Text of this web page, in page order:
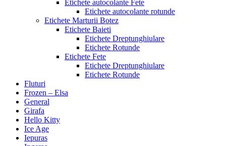
Etichete autocolante Fete
Etichete autocolante rotunde
Etichete Marturii Botez
Etichete Baieti
Etichete Dreptunghiulare
Etichete Rotunde
Etichete Fete
Etichete Dreptunghiulare
Etichete Rotunde
Fluturi
Frozen – Elsa
General
Girafa
Hello Kitty
Ice Age
Iepuras